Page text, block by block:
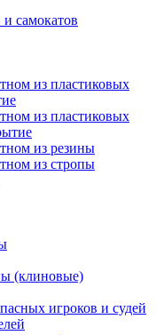
самокатов
из пластиковых
из пластиковых
из резины
из стропы
(клиновые)
игроков и судей